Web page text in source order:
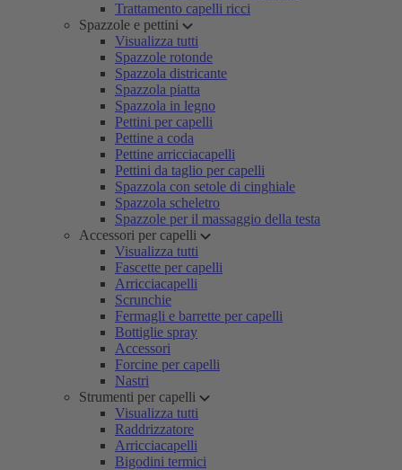
Trattamento capelli ricci
Spazzole e pettini
Visualizza tutti
Spazzole rotonde
Spazzola districante
Spazzola piatta
Spazzola in legno
Pettini per capelli
Pettine a coda
Pettine arricciacapelli
Pettini da taglio per capelli
Spazzola con setole di cinghiale
Spazzola scheletro
Spazzole per il massaggio della testa
Accessori per capelli
Visualizza tutti
Fascette per capelli
Arricciacapelli
Scrunchie
Fermagli e barrette per capelli
Bottiglie spray
Accessori
Forcine per capelli
Nastri
Strumenti per capelli
Visualizza tutti
Raddrizzatore
Arricciacapelli
Bigodini termici